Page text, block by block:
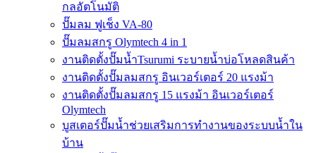
กลอัตโนมัติ
ปั๊มลม ฟูเช็ง VA-80
ปั๊มลมสกรู Olymtech 4 in 1
งานติดตั้งปั๊มน้ำTsurumi ระบายน้ำบ่อโหลดสินค้า
งานติดตั้งปั๊มลมสกรู อินเวอร์เตอร์ 20 แรงม้า
งานติดตั้งปั๊มลมสกรู 15 แรงม้า อินเวอร์เตอร์
Olymtech
บูสเตอร์ปั๊มน้ำช่วยเสริมการทำงานของระบบน้ำใน
บ้าน